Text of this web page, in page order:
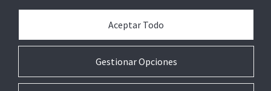
Gestionar Opciones
Aceptar Todo